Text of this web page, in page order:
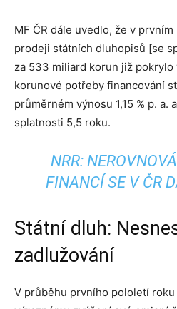
MF ČR dále uvedlo, že v
prodeji státních dluhopisů [se
za 533 miliard korun již
korunové potřeby financování
průměrném výnosu 1,15 % p. a.
splatnosti 5,5 roku.
NRR:
FINANCÍ SE V ČR
Státní dluh:
zadlužování
V průběhu prvního pololetí